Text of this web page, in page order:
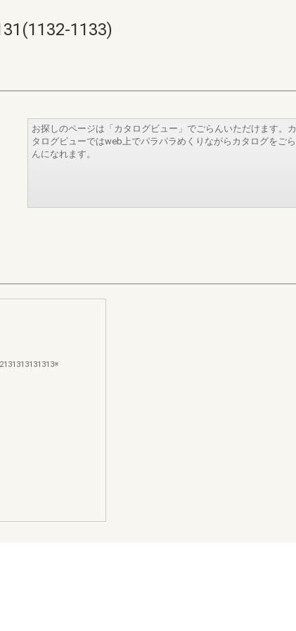
1133)
お探しのページは「カタログビュー」でごらんいただけます。カ
タログビューではweb上でパラパラめくりながらカタログをごら
んになれます。